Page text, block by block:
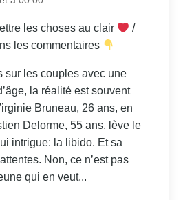
les choses au clair
/
les commentaires
sur les couples avec une
la réalité est souvent
Bruneau, 26 ans, en
Delorme, 55 ans, lève le
intrigue: la libido. Et sa
Non, ce n’est pas
qui en veut...